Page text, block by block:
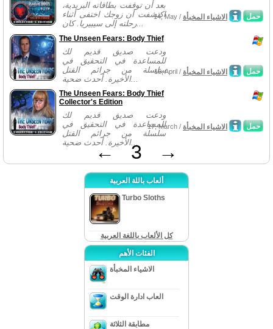
بعد أن توقفت بطاقاته البريدية،
اكتشفت أن زوجك اختفى أثناء
رحلته إلى سيبيريا. كان...
حمل 14, May / الاشياء المخبأة
The Unseen Fears: Body Thief
ودعت صديق قديم لك
للمساعدة في التحقيق في
سلسلة من جرائم القتل
الأخيرة. أحدث ضحية...
حمل 15, April / الاشياء المخبأة
The Unseen Fears: Body Thief
Collector's Edition
ودعت صديق قديم لك
للمساعدة في التحقيق في
سلسلة من جرائم القتل
الأخيرة. أحدث ضحية...
حمل 17, March / الاشياء المخبأة
← 3 →
ألعاب باللة العربية
Turbo Sloths
كل الألعاب باللغة العربية
الفئات الأهم
الاشياء المخبأة
العاب ادارة الوقت
مطابقة الثلاثة